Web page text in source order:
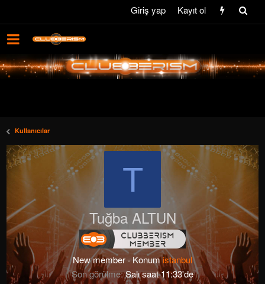
Giriş yap Kayıt ol
Kullanıcılar
T
Tuğba ALTUN
New member · Konumistanbul
Son görülme Salı saat 11:33'de